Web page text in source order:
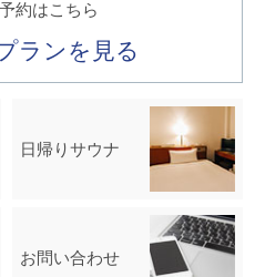
約はこちら
ランを見る
日帰りサウナ
お問い合わせ